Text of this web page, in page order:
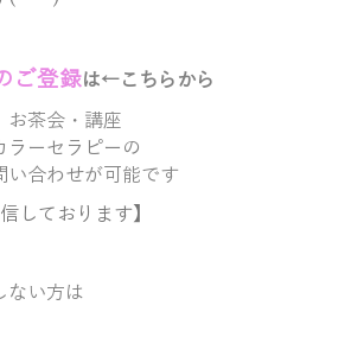
ご登録は←こちらから
お茶会・講座
ラーセラピーの
い合わせが可能です
しております】
ない方は